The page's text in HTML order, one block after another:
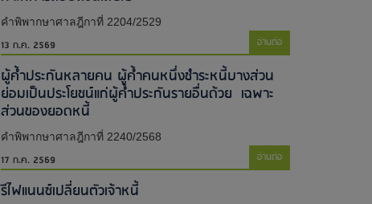
คำพิพากษาศาลฎีกาที่ 2204/2529
13 ก.ค. 2569 อ่านต่อ
ผู้ค้ำประกันหลายคน ผู้ค้ำคนหนึ่งชำระหนี้บางส่วน
ย่อมเป็นประโยชน์แก่ผู้ค้ำประกันรายอื่นด้วย เฉพาะ
ส่วนของยอดหนี้
คำพิพากษาศาลฎีกาที่ 2240/2568
17 ก.ค. 2569 อ่านต่อ
รีไฟแนนซ์เปลี่ยนตัวเจ้าหนี้